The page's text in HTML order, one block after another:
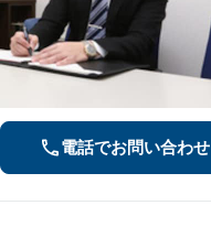
電話でお問い合わせ